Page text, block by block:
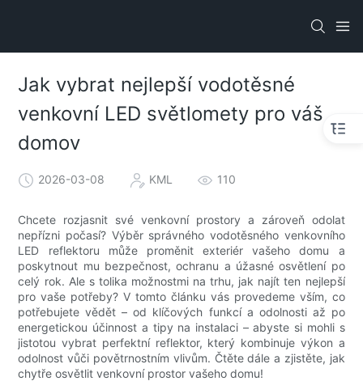
Jak vybrat nejlepší vodotěsné
venkovní LED světlomety pro váš
domov
2026-03-08 KML 110
Chcete rozjasnit své venkovní prostory a zároveň odolat
nepřízni počasí? Výběr správného vodotěsného venkovního
LED reflektoru může proměnit exteriér vašeho domu a
poskytnout mu bezpečnost, ochranu a úžasné osvětlení po
celý rok. Ale s tolika možnostmi na trhu, jak najít ten nejlepší
pro vaše potřeby? V tomto článku vás provedeme vším, co
potřebujete vědět – od klíčových funkcí a odolnosti až po
energetickou účinnost a tipy na instalaci – abyste si mohli s
jistotou vybrat perfektní reflektor, který kombinuje výkon a
odolnost vůči povětrnostním vlivům. Čtěte dále a zjistěte, jak
chytře osvětlit venkovní prostor vašeho domu!